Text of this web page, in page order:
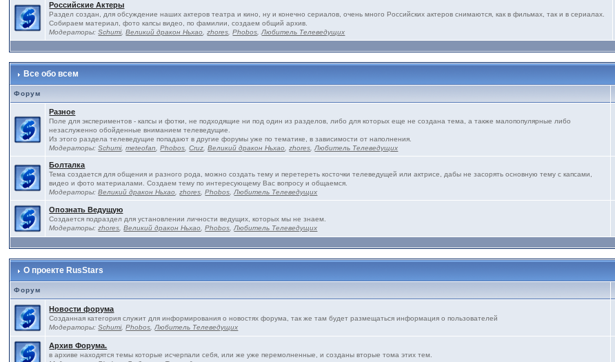
Российские Актеры
Раздел создан, для обсуждение наших актеров театра и кино, ну и конечно сериалов, очень много Российских актеров снимаются, как в фильмах, так и в сериалах.
Собираем материал, фото капсы видео, по фамилии, создаем общий архив.
Модераторы:Schumi,Великий дракон Ньхао,zhores,Phobos,Любитель Телеведущих
Все обо всем
Форум
Разное
Поле для экспериментов - капсы и фотки, не подходящие ни под один из разделов, либо для которых еще не создана тема, а также малопопулярные либо
незаслуженно обойденные вниманием телеведущие.
Из этого раздела телеведущие попадают в другие форумы уже по тематике, в зависимости от наполнения.
Модераторы:Schumi,meteofan,Phobos,Cruz,Великий дракон Ньхао,zhores,Любитель Телеведущих
Болталка
Тема создается для общения и разного рода, можно создать тему и перетереть косточки телеведущей или актрисе, дабы не засорять основную тему с капсами,
видео и фото материалами. Создаем тему по интересующему Вас вопросу и общаемся.
Модераторы:Великий дракон Ньхао,zhores,Phobos,Любитель Телеведущих
Опознать Ведущую
Создается подраздел для установлении личности ведущих, которых мы не знаем.
Модераторы:zhores,Великий дракон Ньхао,Phobos,Любитель Телеведущих
О проекте RusStars
Форум
Новости форума
Созданная категория служит для информирования о новостях форума, так же там будет размещаться информация о пользователей
Модераторы:Schumi,Phobos,Любитель Телеведущих
Архив Форума.
в архиве находятся темы которые исчерпали себя, или же уже перемолненные, и созданы вторые тома этих тем.